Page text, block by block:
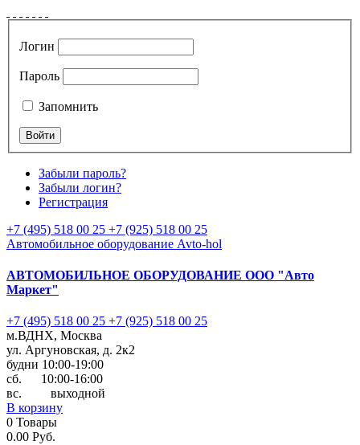
Логин
Пароль
Запомнить
Забыли пароль?
Забыли логин?
Регистрация
+7 (495) 518 00 25 +7 (925) 518 00 25
Автомобильное оборудование Avto-hol
АВТОМОБИЛЬНОЕ ОБОРУДОВАНИЕ ООО "Авто
Маркет"
+7 (495) 518 00 25 +7 (925) 518 00 25
м.ВДНХ, Москва
ул. Аргуновская, д. 2к2
будни 10:00-19:00
cб. 10:00-16:00
вс. выходной
В корзину
0 Товары
0.00 Руб.